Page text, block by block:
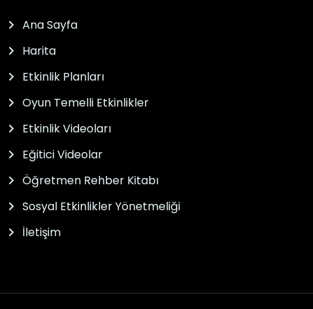
Ana Sayfa
Harita
Etkinlik Planları
Oyun Temelli Etkinlikler
Etkinlik Videoları
Eğitici Videolar
Öğretmen Rehber Kitabı
Sosyal Etkinlikler Yönetmeliği
İletişim